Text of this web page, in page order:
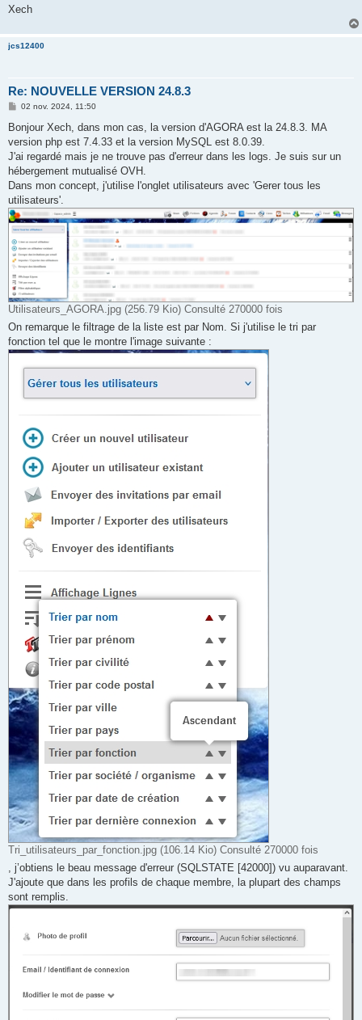
Xech
jcs12400
Re: NOUVELLE VERSION 24.8.3
M
s
a
g
02 nov. 2024, 11:50
Bonjour Xech, dans mon cas, la version d'AGORA est la 24.8.3. MA
version php est 7.4.33 et la version MySQL est 8.0.39.
J'ai regardé mais je ne trouve pas d'erreur dans les logs. Je suis sur un
hébergement mutualisé OVH.
Dans mon concept, j'utilise l'onglet utilisateurs avec 'Gerer tous les
utilisateurs'.
Utilisateurs_AGORA.jpg (256.79 Kio) Consulté 270000 fois
On remarque le filtrage de la liste est par Nom. Si j'utilise le tri par
fonction tel que le montre l'image suivante :
Tri_utilisateurs_par_fonction.jpg (106.14 Kio) Consulté 270000 fois
, j’obtiens le beau message d'erreur (SQLSTATE [42000]) vu auparavant.
J'ajoute que dans les profils de chaque membre, la plupart des champs
sont remplis.